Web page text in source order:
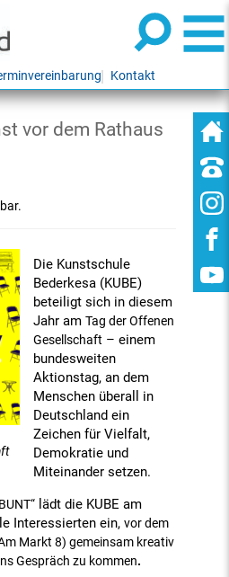
Kontakt
vor dem Rathaus
Die Kunstschule
Bederkesa (KUBE)
beteiligt sich in diesem
Jahr am Tag der Offenen
Gesellschaft – einem
bundesweiten
Aktionstag, an dem
Menschen überall in
Deutschland ein
Zeichen für Vielfalt,
Demokratie und
Miteinander setzen.
lädt die KUBE am
Interessierten ein,vor dem
Markt 8) gemeinsam kreativ
Gespräch zu kommen.